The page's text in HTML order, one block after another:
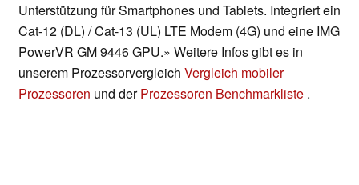
Unterstützung für Smartphones und Tablets. Integriert ein
Cat-12 (DL) / Cat-13 (UL) LTE Modem (4G) und eine IMG
PowerVR GM 9446 GPU.» Weitere Infos gibt es in
unserem Prozessorvergleich Vergleich mobiler
Prozessoren und derProzessoren Benchmarkliste .